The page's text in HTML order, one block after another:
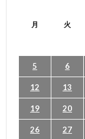
月 火
5 6
12 13
19 20
26 27